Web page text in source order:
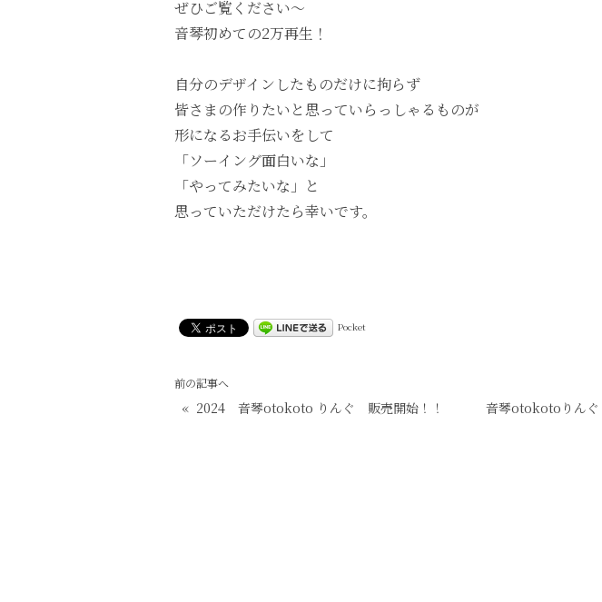
ぜひご覧ください～
音琴初めての2万再生！
自分のデザインしたものだけに拘らず
皆さまの作りたいと思っていらっしゃるものが
形になるお手伝いをして
「ソーイング面白いな」
「やってみたいな」と
思っていただけたら幸いです。
Pocket
前の記事へ
« 2024 音琴otokoto りんぐ 販売開始！！
音琴otokotoりんぐ